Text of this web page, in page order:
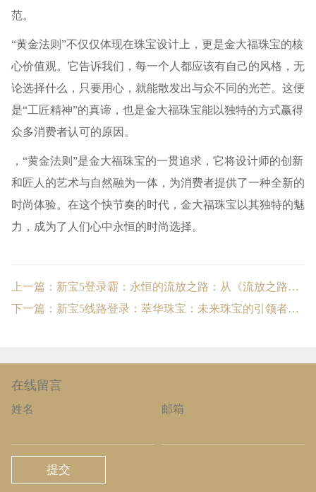
范。
“黄金法则”不仅仅体现在珠宝设计上，更是金大福珠宝的核
心价值观。它告诉我们，每一个人都应该有自己的风格，无
论选择什么，只要用心，就能散发出与众不同的光芒。这便
是“工匠精神”的真谛，也是金大福珠宝能以独特的方式赢得
众多消费者认可的原因。
，“黄金法则”是金大福珠宝的一贯追求，它将设计师的创新
和匠人的艺术与自然融为一体，为消费者提供了一种全新的
时尚体验。在这个快节奏的时代，金大福珠宝以其独特的魅
力，成为了人们心中永恒的时尚选择。
上一篇：新宝5登录霸：永恒的流放之路：从《流放之路永恒珠宝》中寻找灵感与启示
下一篇：新宝5线路登录：萃华珠宝：未来珠宝的引领者与创新者
在线留言
姓名 邮箱
提交